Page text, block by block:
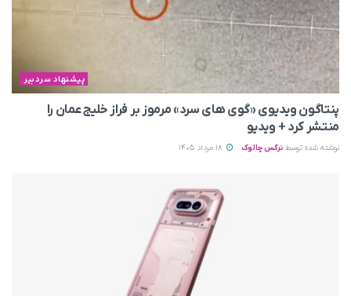
پیشنهاد سردبیر
پنتاگون ویدیوی «گوی های سرد» مرموز بر فراز خلیج عمان را
منتشر کرد + ویدیو
نوشته شده توسط نرگس چالوک